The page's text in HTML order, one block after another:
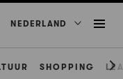
NEDERLAND
SHOPPING